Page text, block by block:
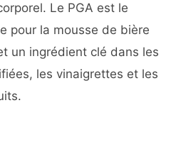
Le PGA est le
pour la mousse de bière
un ingrédient clé dans les
les vinaigrettes et les